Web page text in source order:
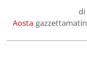
Aosta
di
gazzettamatin